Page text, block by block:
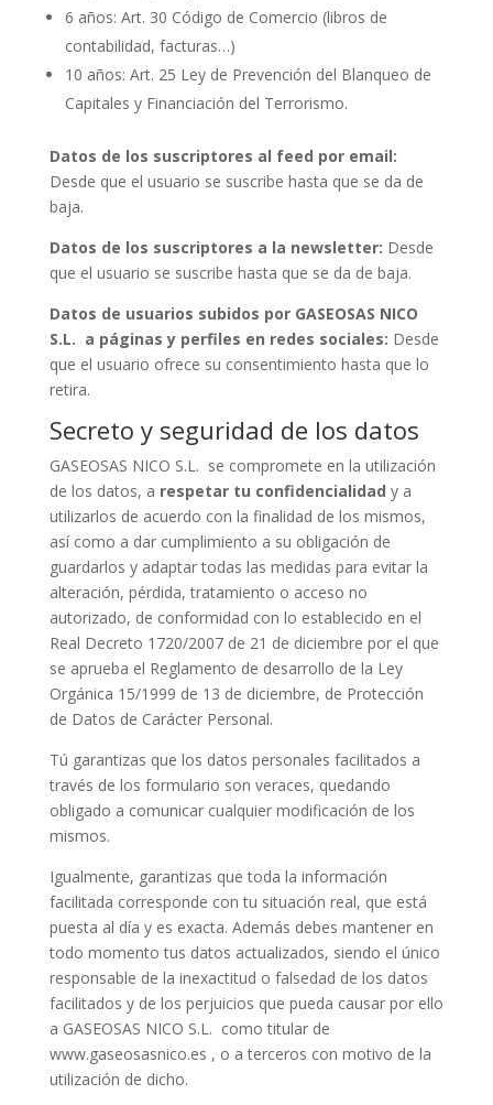
6 años: Art. 30 Código de Comercio (libros de
contabilidad, facturas…)
10 años: Art. 25 Ley de Prevención del Blanqueo de
Capitales y Financiación del Terrorismo.
Datos de los suscriptores al feed por email:
Desde que el usuario se suscribe hasta que se da de
baja.
Datos de los suscriptores a la newsletter: Desde
que el usuario se suscribe hasta que se da de baja.
Datos de usuarios subidos por GASEOSAS NICO
S.L. a páginas y perfiles en redes sociales: Desde
que el usuario ofrece su consentimiento hasta que lo
retira.
Secreto y seguridad de los datos
GASEOSAS NICO S.L. se compromete en la utilización
de los datos, a respetar tu confidencialidad y a
utilizarlos de acuerdo con la finalidad de los mismos,
así como a dar cumplimiento a su obligación de
guardarlos y adaptar todas las medidas para evitar la
alteración, pérdida, tratamiento o acceso no
autorizado, de conformidad con lo establecido en el
Real Decreto 1720/2007 de 21 de diciembre por el que
se aprueba el Reglamento de desarrollo de la Ley
Orgánica 15/1999 de 13 de diciembre, de Protección
de Datos de Carácter Personal.
Tú garantizas que los datos personales facilitados a
través de los formulario son veraces, quedando
obligado a comunicar cualquier modificación de los
mismos.
Igualmente, garantizas que toda la información
facilitada corresponde con tu situación real, que está
puesta al día y es exacta. Además debes mantener en
todo momento tus datos actualizados, siendo el único
responsable de la inexactitud o falsedad de los datos
facilitados y de los perjuicios que pueda causar por ello
a GASEOSAS NICO S.L. como titular de
www.gaseosasnico.es , o a terceros con motivo de la
utilización de dicho.